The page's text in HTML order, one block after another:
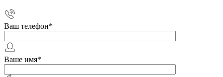
Ваш телефон*
Ваше имя*